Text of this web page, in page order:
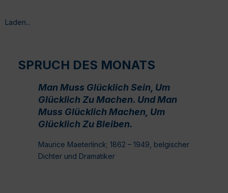
Laden...
SPRUCH DES MONATS
Man Muss Glücklich Sein, Um
Glücklich Zu Machen. Und Man
Muss Glücklich Machen, Um
Glücklich Zu Bleiben.
Maurice Maeterlinck; 1862 – 1949, belgischer
Dichter und Dramatiker